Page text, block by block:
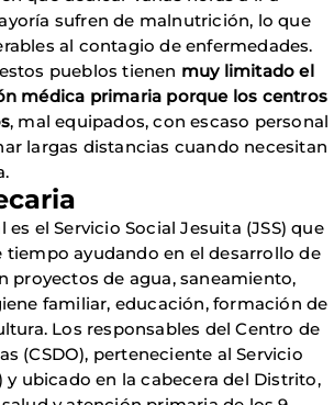
sufren de malnutrición, lo que
al contagio de enfermedades.
pueblos tienen muy limitado el
médica primaria porque los centros
, mal equipados, con escaso personal
largas distancias cuando necesitan
el Servicio Social Jesuita (JSS) que
tiempo ayudando en el desarrollo de
proyectos de agua, saneamiento,
familiar, educación, formación de
Los responsables del Centro de
(CSDO), perteneciente al Servicio
y ubicado en la cabecera del Distrito,